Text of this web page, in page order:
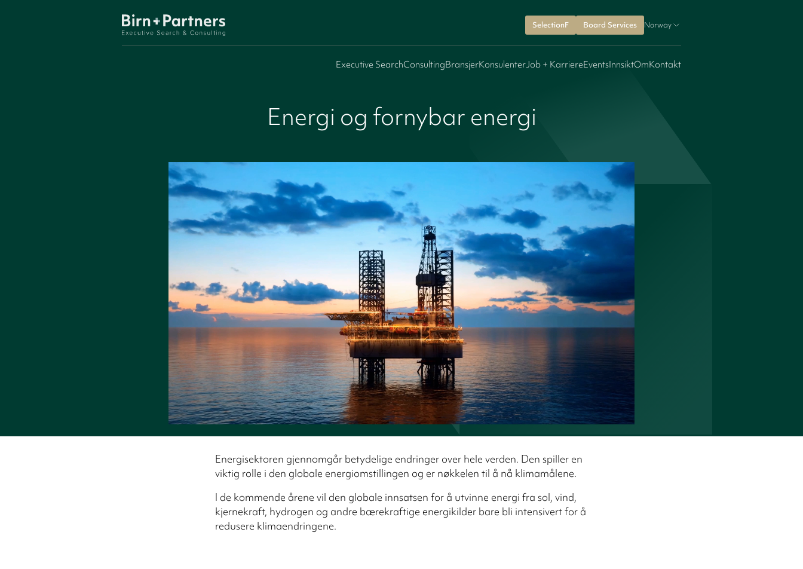
SelectionF Board Services Norway
Executive SearchConsultingBransjerKonsulenterJob + KarriereEventsInnsiktOmKontakt
Energi og fornybar energi
Energisektoren gjennomgår betydelige endringer over hele verden. Den spiller en
viktig rolle i den globale energiomstillingen og er nøkkelen til å nå klimamålene.
I de kommende årene vil den globale innsatsen for å utvinne energi fra sol, vind,
kjernekraft, hydrogen og andre bærekraftige energikilder bare bli intensivert for å
redusere klimaendringene.